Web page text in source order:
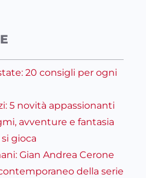
20 consigli per ogni
5 novità appassionanti
avventure e fantasia
gioca
Gian Andrea Cerone
della serie